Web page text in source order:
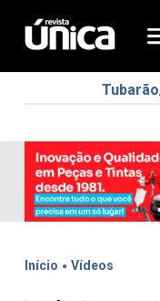
Início . Vídeos